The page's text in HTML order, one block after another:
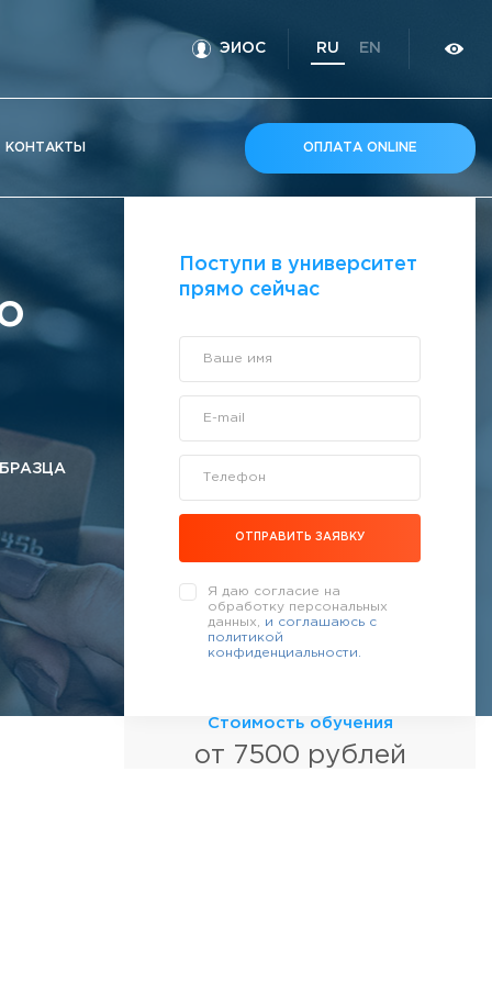
ЭИОС RU EN
КOНТАКТЫ ОПЛАТА ONLINE
Поступи в университет
прямо сейчас
Ваше имя
E-mail
Телефон
ОТПРАВИТЬ ЗАЯВКУ
Я даю согласие на
обработку персональных
данных,
и соглашаюсь c
политикой
конфиденциальности.
Стоимость обучения
от 7500 рублей